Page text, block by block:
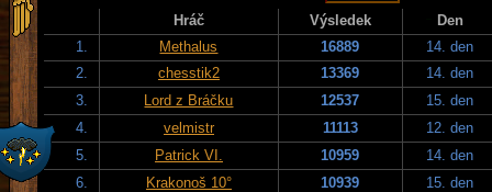
Hráč Výsledek
Den
1.
Methalus 16889
14. den
2.
chesstik2 13369
14. den
3.
Lord z Bráčku 12537
15. den
4.
velmistr 11113
12. den
5.
Patrick VI. 10959
14. den
6.
Krakonoš 10° 10939
15. den